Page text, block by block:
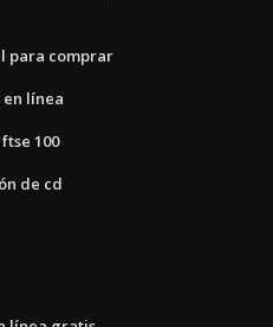
para comprar
línea
100
de cd